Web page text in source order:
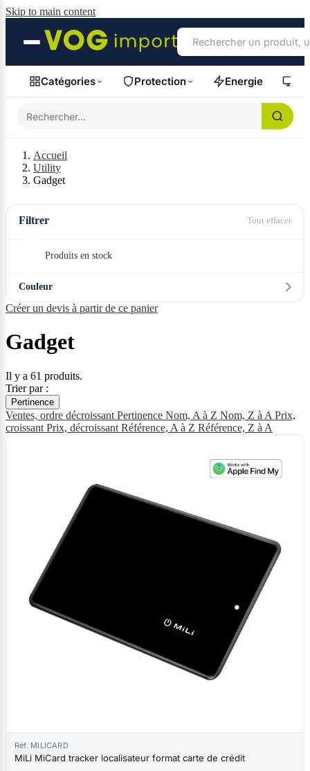
Skip to main content
Catégories Protection Energie
Accueil
Utility
Gadget
Filtrer Tout effacer
Produits en stock
Couleur
Créer un devis à partir de ce panier
Gadget
Il y a 61 produits.
Trier par :
Pertinence
Ventes, ordre décroissant Pertinence Nom, A à Z Nom, Z à A Prix,
croissant Prix, décroissant Référence, A à Z Référence, Z à A
Réf. MILICARD
MiLi MiCard tracker localisateur format carte de crédit